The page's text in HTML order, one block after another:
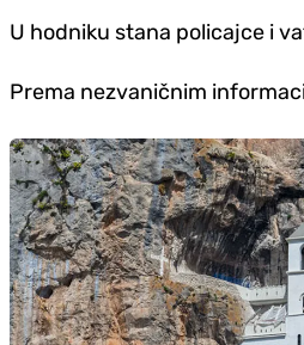
U hodniku stana policajce i
Prema nezvaničnim